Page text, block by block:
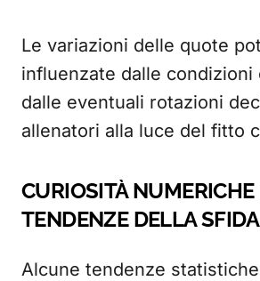
Le variazioni delle quote
influenzate dalle condizioni
dalle eventuali rotazioni
allenatori alla luce del fitto
CURIOSITÀ NUMERICHE
TENDENZE DELLA SFIDA
Alcune tendenze